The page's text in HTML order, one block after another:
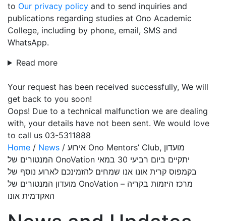
to Our privacy policy and to send inquiries and
publications regarding studies at Ono Academic
College, including by phone, email, SMS and
WhatsApp.
Read more
Your request has been received successfully, We will
get back to you soon!
Oops! Due to a technical malfunction we are dealing
with, your details have not been sent. We would love
to call us 03-5311888
Home / News / אירוע Ono Mentors’ Club, מועדון
המנטורים של OnoVation יתקיים ביום רביעי 30 במאי
בקמפוס קרית אונו אנו שמחים להזמינכם לארוע נוסף של
מועדון המנטורים של OnoVation – מרכז היזמות בקריה
האקדמית אונו